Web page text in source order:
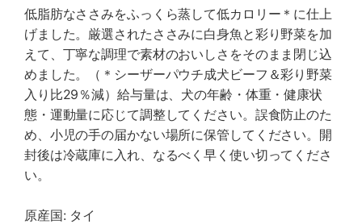
低脂肪なささみをふっくら蒸して低カロリー＊に仕上
げました。厳選されたささみに白身魚と彩り野菜を加
えて、丁寧な調理で素材のおいしさをそのまま閉じ込
めました。（＊シーザーパウチ成犬ビーフ＆彩り野菜
入り比29％減）給与量は、犬の年齢・体重・健康状
態・運動量に応じて調整してください。誤食防止のた
め、小児の手の届かない場所に保管してください。開
封後は冷蔵庫に入れ、なるべく早く使い切ってくださ
い。
原産国: タイ